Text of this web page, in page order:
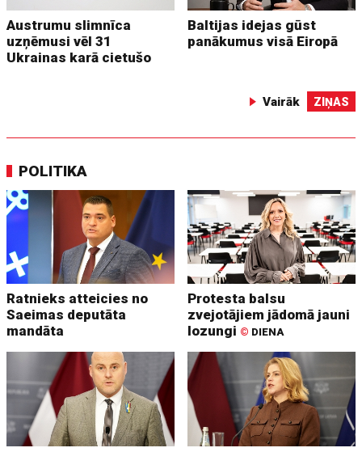
Austrumu slimnīca
uzņēmusi vēl 31
Ukrainas karā cietušo
Baltijas idejas gūst
panākumus visā Eiropā
Vairāk ZIŅAS
POLITIKA
Ratnieks atteicies no
Saeimas deputāta
mandāta
Protesta balsu
zvejotājiem jādomā jauni
lozungi © DIENA